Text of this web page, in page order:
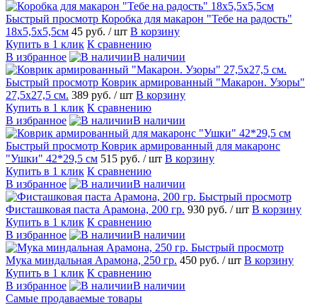
Быстрый просмотр Коробка для макарон "Тебе на радость"
18х5,5х5,5см 45 руб. / шт В корзину
Купить в 1 клик К сравнению
В избранное
В наличии
Быстрый просмотр Коврик армированный "Макарон. Узоры"
27,5х27,5 см. 389 руб. / шт В корзину
Купить в 1 клик К сравнению
В избранное
В наличии
Быстрый просмотр Коврик армированный для макаронс
"Ушки" 42*29,5 см 515 руб. / шт В корзину
Купить в 1 клик К сравнению
В избранное
В наличии
Быстрый просмотр
Фисташковая паста Арамона, 200 гр. 930 руб. / шт В корзину
Купить в 1 клик К сравнению
В избранное
В наличии
Быстрый просмотр
Мука миндальная Арамона, 250 гр. 450 руб. / шт В корзину
Купить в 1 клик К сравнению
В избранное
В наличии
Самые продаваемые товары